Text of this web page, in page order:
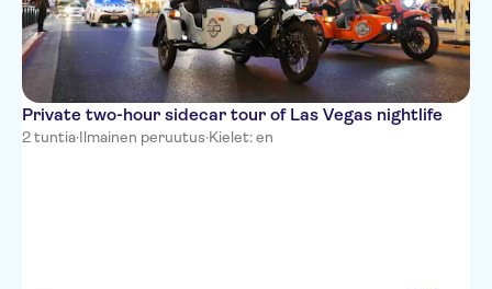
Bellagio
Motel 6
Encore
Private two-hour sidecar tour of Las Vegas nightlife
2 tuntia·Ilmainen peruutus·Kielet: en